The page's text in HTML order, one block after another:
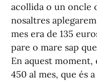
acollida o un oncle
nosaltres
mes era de 135
pare o mare sap
En aquest moment,
450 al mes, que és